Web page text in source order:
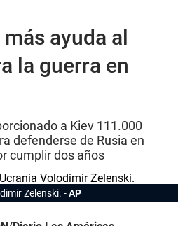
ayuda al
la guerra en
a Kiev 111.000
defenderse de Rusia en
cumplir dos años
Zelenski. AP